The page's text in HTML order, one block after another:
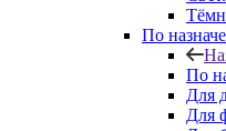
По
По
Для
Для